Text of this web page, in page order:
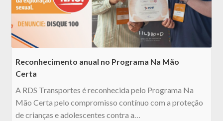
Reconhecimento anual no Programa Na Mão
Certa
A RDS Transportes é reconhecida pelo Programa Na
Mão Certa pelo compromisso contínuo com a proteção
de crianças e adolescentes contra a…